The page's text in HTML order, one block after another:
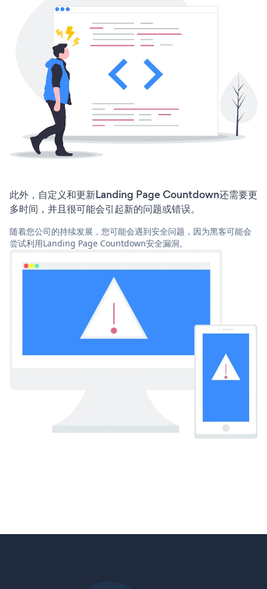
此外，自定义和更新Landing Page Countdown还需要更
多时间，并且很可能会引起新的问题或错误。
随着您公司的持续发展，您可能会遇到安全问题，因为黑客可能会
尝试利用Landing Page Countdown安全漏洞。